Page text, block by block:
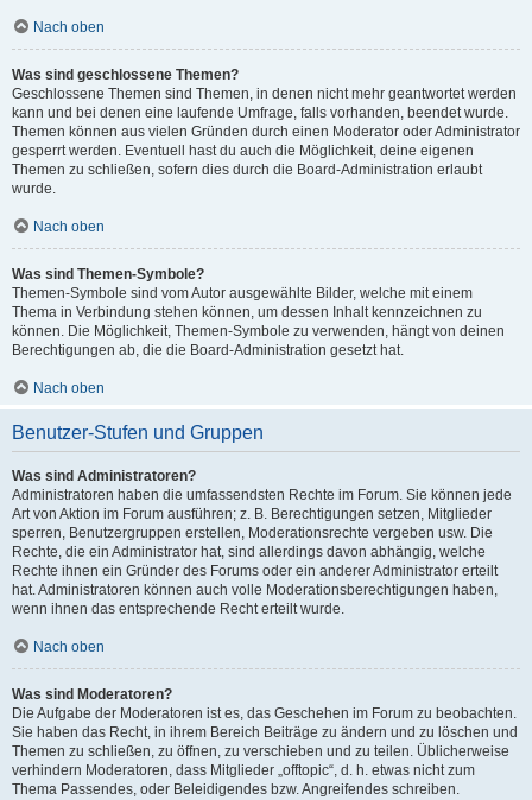
Nach oben
Was sind geschlossene Themen?
Geschlossene Themen sind Themen, in denen nicht mehr geantwortet werden
kann und bei denen eine laufende Umfrage, falls vorhanden, beendet wurde.
Themen können aus vielen Gründen durch einen Moderator oder Administrator
gesperrt werden. Eventuell hast du auch die Möglichkeit, deine eigenen
Themen zu schließen, sofern dies durch die Board-Administration erlaubt
wurde.
Nach oben
Was sind Themen-Symbole?
Themen-Symbole sind vom Autor ausgewählte Bilder, welche mit einem
Thema in Verbindung stehen können, um dessen Inhalt kennzeichnen zu
können. Die Möglichkeit, Themen-Symbole zu verwenden, hängt von deinen
Berechtigungen ab, die die Board-Administration gesetzt hat.
Nach oben
Benutzer-Stufen und Gruppen
Was sind Administratoren?
Administratoren haben die umfassendsten Rechte im Forum. Sie können jede
Art von Aktion im Forum ausführen; z. B. Berechtigungen setzen, Mitglieder
sperren, Benutzergruppen erstellen, Moderationsrechte vergeben usw. Die
Rechte, die ein Administrator hat, sind allerdings davon abhängig, welche
Rechte ihnen ein Gründer des Forums oder ein anderer Administrator erteilt
hat. Administratoren können auch volle Moderationsberechtigungen haben,
wenn ihnen das entsprechende Recht erteilt wurde.
Nach oben
Was sind Moderatoren?
Die Aufgabe der Moderatoren ist es, das Geschehen im Forum zu beobachten.
Sie haben das Recht, in ihrem Bereich Beiträge zu ändern und zu löschen und
Themen zu schließen, zu öffnen, zu verschieben und zu teilen. Üblicherweise
verhindern Moderatoren, dass Mitglieder „offtopic“, d. h. etwas nicht zum
Thema Passendes, oder Beleidigendes bzw. Angreifendes schreiben.